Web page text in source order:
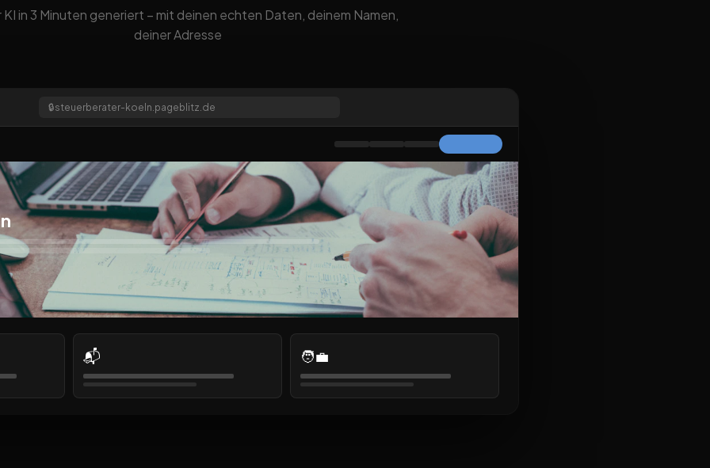
KI in 3 Minuten generiert – mit deinen echten Daten, deinem Namen,
deiner Adresse
🔒steuerberater-koeln.pageblitz.de
📬 🧑‍💼